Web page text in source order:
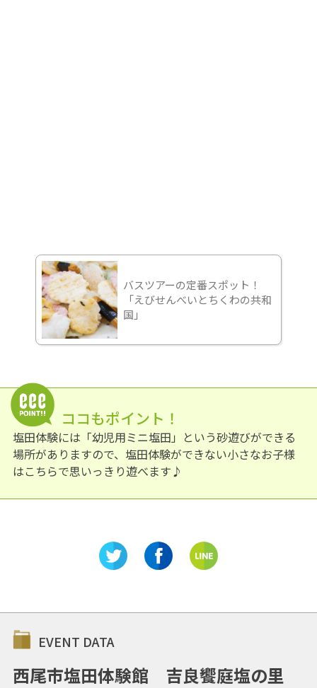
バスツアーの定番スポット！
「えびせんべいとちくわの共和
国」
ココもポイント！
塩田体験には「幼児用ミニ塩田」という砂遊びができる
場所がありますので、塩田体験ができない小さなお子様
はこちらで思いっきり遊べます♪
EVENT DATA
西尾市塩田体験館 吉良饗庭塩の里